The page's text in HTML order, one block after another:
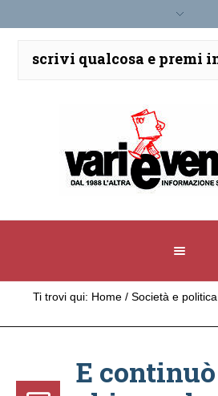
Ti trovi qui: Home / Società e politica
E